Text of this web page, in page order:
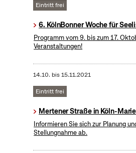
Eintritt frei
6. KölnBonner Woche für
Programm vom 9. bis zum 17.
Veranstaltungen!
14.10. bis15.11.2021
Eintritt frei
Mertener Straße in Köln-
Informieren Sie sich zur Planung
Stellungnahme ab.